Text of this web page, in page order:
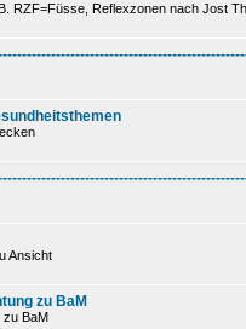
RZF=Füsse, Reflexzonen nach Jost
Ansicht
zu BaM
zu BaM